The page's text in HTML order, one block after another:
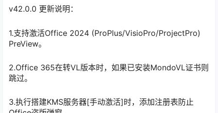
v42.0.0 更新说明：
1.支持激活Office 2024 (ProPlus/VisioPro/ProjectPro)
PreView。
2.Office 365在转VL版本时，如果已安装MondoVL证书则
跳过。
3.执行搭建KMS服务器[手动激活]时，添加注册表防止